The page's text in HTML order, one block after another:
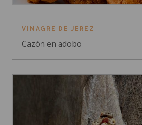
VINAGRE DE JEREZ
Cazón en adobo